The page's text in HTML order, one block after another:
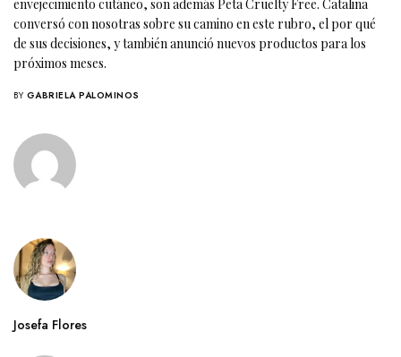
envejecimiento cutáneo, son además Peta Cruelty Free. Catalina
conversó con nosotras sobre su camino en este rubro, el por qué
de sus decisiones, y también anunció nuevos productos para los
próximos meses.
BY GABRIELA PALOMINOS
Josefa Flores